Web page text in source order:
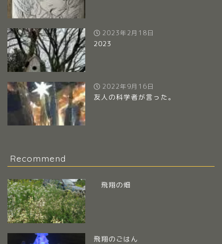
2023年2月18日
2023
2022年9月16日
友人の科学者が言った。
Recommend
飛翔の畑
飛翔のごはん